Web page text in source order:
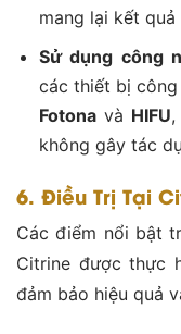
mang lại kết
Sử dụng công
các thiết bị công
Fotonavà HIFU
không gây tác
6. Điều Trị Tại
Các điểm nổi bật
Citrine được thực
đảm bảo hiệu quả